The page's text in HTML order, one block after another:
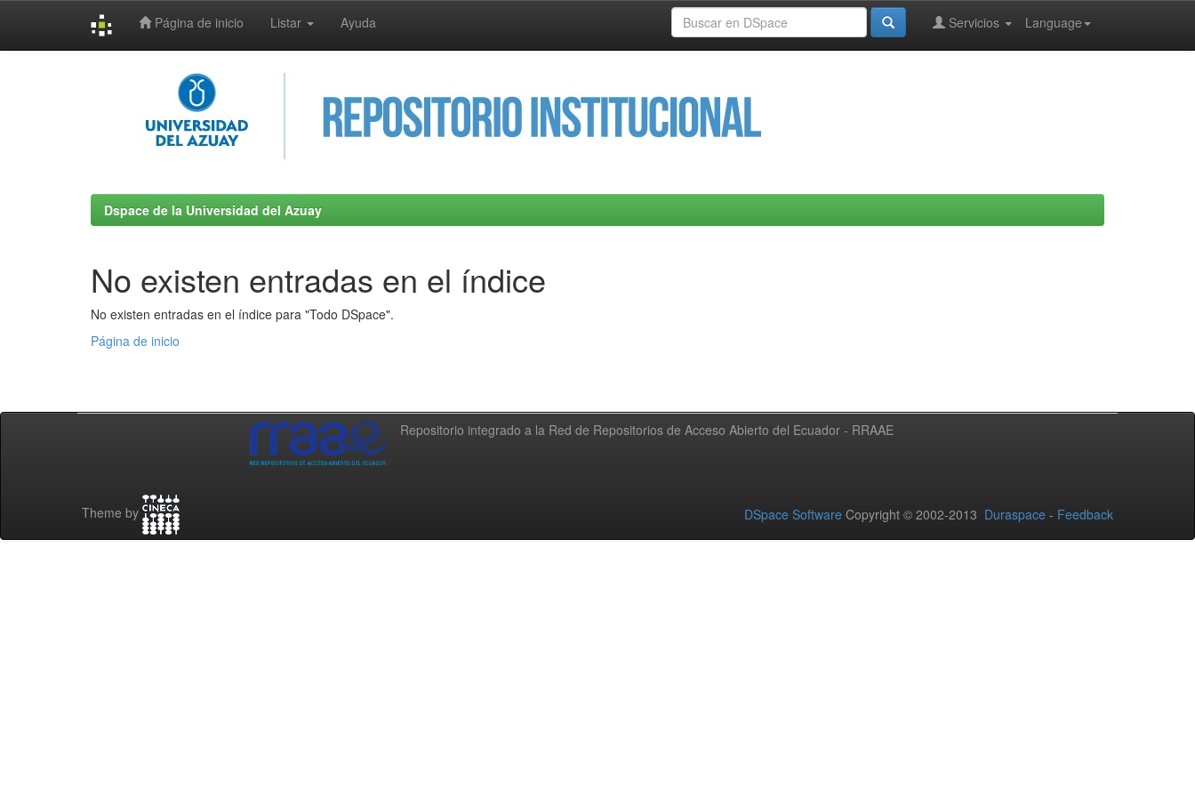
Página de inicio Listar Ayuda Language
Servicios
Dspace de la Universidad del Azuay
No existen entradas en el índice
No existen entradas en el índice para "Todo DSpace".
Página de inicio
Repositorio integrado a la Red de Repositorios de Acceso Abierto del Ecuador - RRAAE
Theme by DSpace Software Copyright © 2002-2013 Duraspace - Feedback